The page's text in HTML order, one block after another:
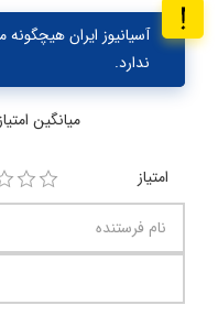
آسیانیوز ایران
ندارد.
میانگین امتیاز
امتیاز